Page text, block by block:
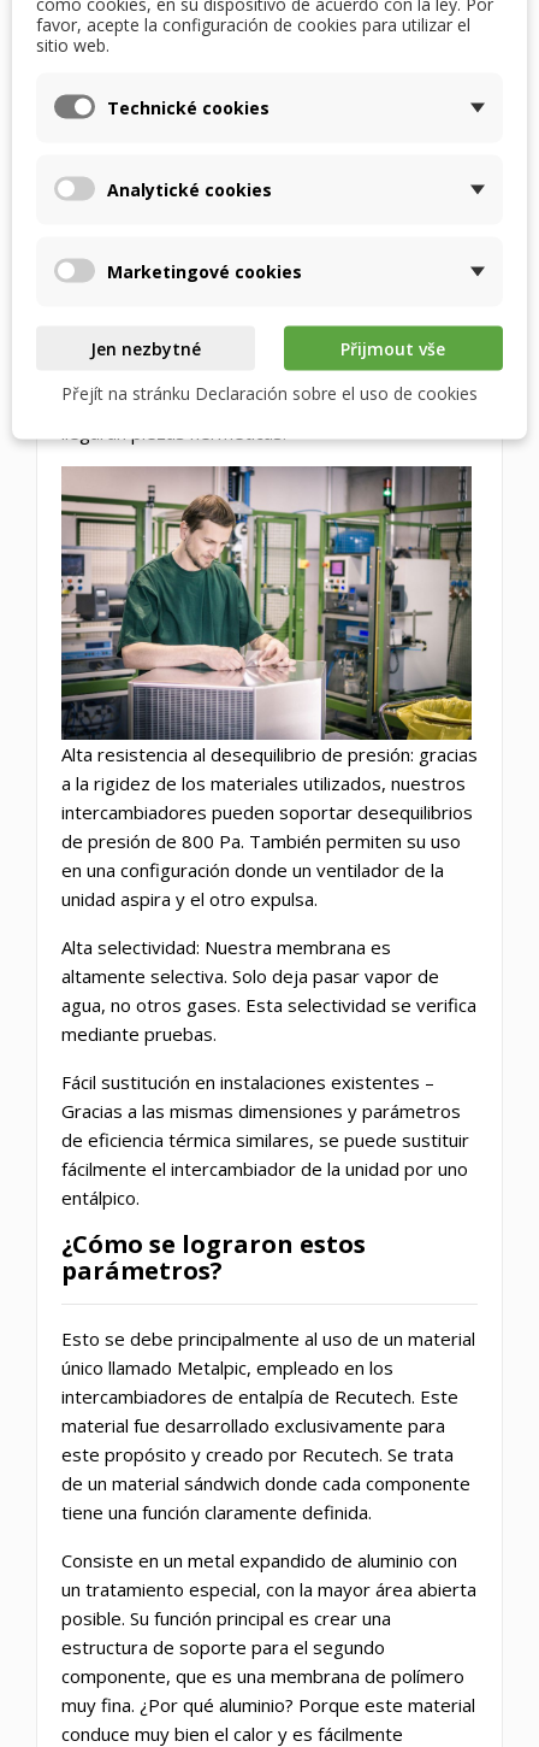
Alta eficiencia térmica: gracias a los materiales
aumento de la superficie de transferencia de
no son necesarios.
el 75%.
intercambiadores RECUTECH, son herméticos. No
comprometemos esta característica, ni siquiera
con los entálpicos. Los probamos todos y solo le
Alta resistencia al desequilibrio de presión: gracias
a la rigidez de los materiales utilizados, nuestros
intercambiadores pueden soportar desequilibrios
de presión de 800 Pa. También permiten su uso
en una configuración donde un ventilador de la
unidad aspira y el otro expulsa.
Alta selectividad: Nuestra membrana es
altamente selectiva. Solo deja pasar vapor de
agua, no otros gases. Esta selectividad se verifica
mediante pruebas.
Fácil sustitución en instalaciones existentes –
Gracias a las mismas dimensiones y parámetros
de eficiencia térmica similares, se puede sustituir
fácilmente el intercambiador de la unidad por uno
entálpico.
¿Cómo se lograron estos
parámetros?
Esto se debe principalmente al uso de un material
único llamado Metalpic, empleado en los
intercambiadores de entalpía de Recutech. Este
material fue desarrollado exclusivamente para
este propósito y creado por Recutech. Se trata
de un material sándwich donde cada componente
tiene una función claramente definida.
Consiste en un metal expandido de aluminio con
un tratamiento especial, con la mayor área abierta
posible. Su función principal es crear una
estructura de soporte para el segundo
componente, que es una membrana de polímero
muy fina. ¿Por qué aluminio? Porque este material
conduce muy bien el calor y es fácilmente
favor, acepte la configuración de cookies para utilizar el
sitio web.
Technické cookies
Analytické cookies
Marketingové cookies
Jen nezbytné
Přijmout vše
Přejít na stránku Declaración sobre el uso de cookies